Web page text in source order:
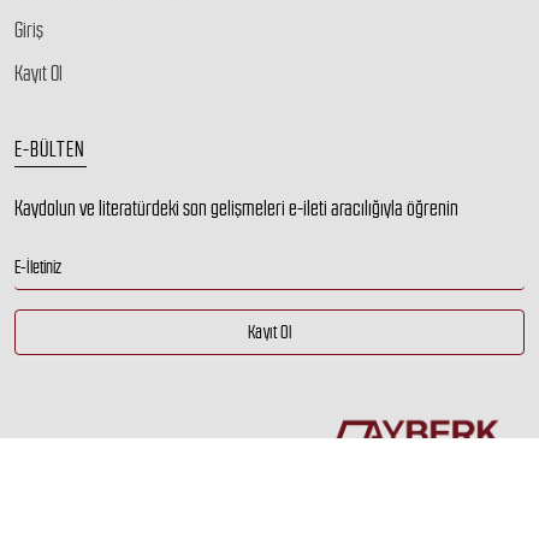
Giriş
Kayıt Ol
E-BÜLTEN
Kaydolun ve literatürdeki son gelişmeleri e-ileti aracılığıyla öğrenin